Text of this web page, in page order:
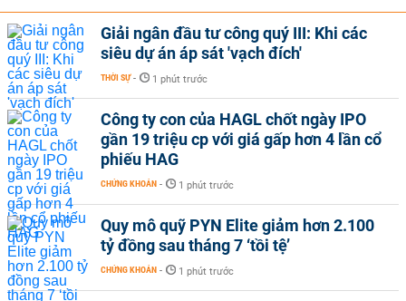
Giải ngân đầu tư công quý III: Khi các
siêu dự án áp sát 'vạch đích'
THỜI SỰ - 1 phút trước
Công ty con của HAGL chốt ngày IPO
gần 19 triệu cp với giá gấp hơn 4 lần cổ
phiếu HAG
CHỨNG KHOÁN - 1 phút trước
Quy mô quỹ PYN Elite giảm hơn 2.100
tỷ đồng sau tháng 7 ‘tồi tệ’
CHỨNG KHOÁN - 1 phút trước